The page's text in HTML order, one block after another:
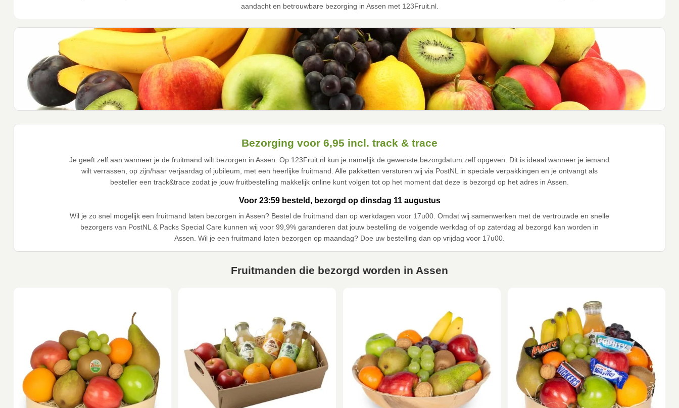
aandacht en betrouwbare bezorging in Assen met 123Fruit.nl.
Bezorging voor 6,95 incl. track & trace
Je geeft zelf aan wanneer je de fruitmand wilt bezorgen in Assen. Op 123Fruit.nl kun je namelijk de gewenste bezorgdatum zelf opgeven. Dit is ideaal wanneer je iemand
wilt verrassen, op zijn/haar verjaardag of jubileum, met een heerlijke fruitmand. Alle pakketten versturen wij via PostNL in speciale verpakkingen en je ontvangt als
besteller een track&trace zodat je jouw fruitbestelling makkelijk online kunt volgen tot op het moment dat deze is bezorgd op het adres in Assen.
Voor 23:59 besteld, bezorgd op dinsdag 11 augustus
Wil je zo snel mogelijk een fruitmand laten bezorgen in Assen? Bestel de fruitmand dan op werkdagen voor 17u00. Omdat wij samenwerken met de vertrouwde en snelle
bezorgers van PostNL & Packs Special Care kunnen wij voor 99,9% garanderen dat jouw bestelling de volgende werkdag of op zaterdag al bezorgd kan worden in
Assen. Wil je een fruitmand laten bezorgen op maandag? Doe uw bestelling dan op vrijdag voor 17u00.
Fruitmanden die bezorgd worden in Assen